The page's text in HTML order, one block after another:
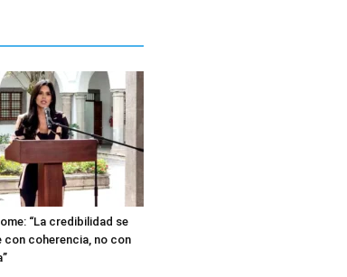
“La credibilidad se
con coherencia, no con